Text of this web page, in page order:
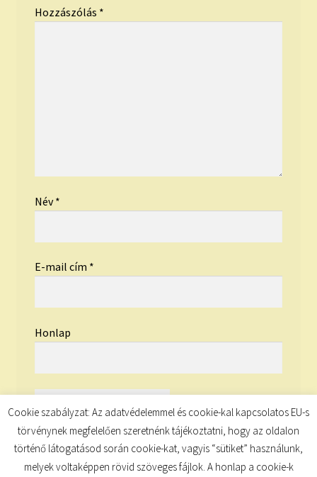
Hozzászólás *
Név*
E-mail cím *
Honlap
Cookie szabályzat: Az adatvédelemmel és cookie-kal kapcsolatos EU-s
törvénynek megfelelően szeretnénk tájékoztatni, hogy az oldalon
történő látogatásod során cookie-kat, vagyis “sütiket” használunk,
melyek voltaképpen rövid szöveges fájlok. A honlap a cookie-k